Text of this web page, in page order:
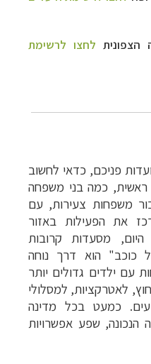
פניכם, כדאי לחשוב
כמה בני משפחה
משפחות צעירות, עם
את הפעילות באזור
מסעדות קרובות
כוכב" הוא דרך נוחה
עם ילדים גדולים יותר
לאטרקציות, למסלולי
כמעט בכל מדינה
הנכונה, שפע אפשרויות